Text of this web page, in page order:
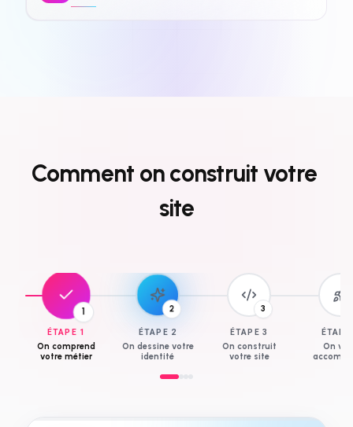
Comment onconstruit votre
site
1
ÉTAPE 1
On comprend
votre métier
2
ÉTAPE 2
On dessine votre
identité
3
ÉTAPE 3
On construit
votre site
ÉTAPE
On